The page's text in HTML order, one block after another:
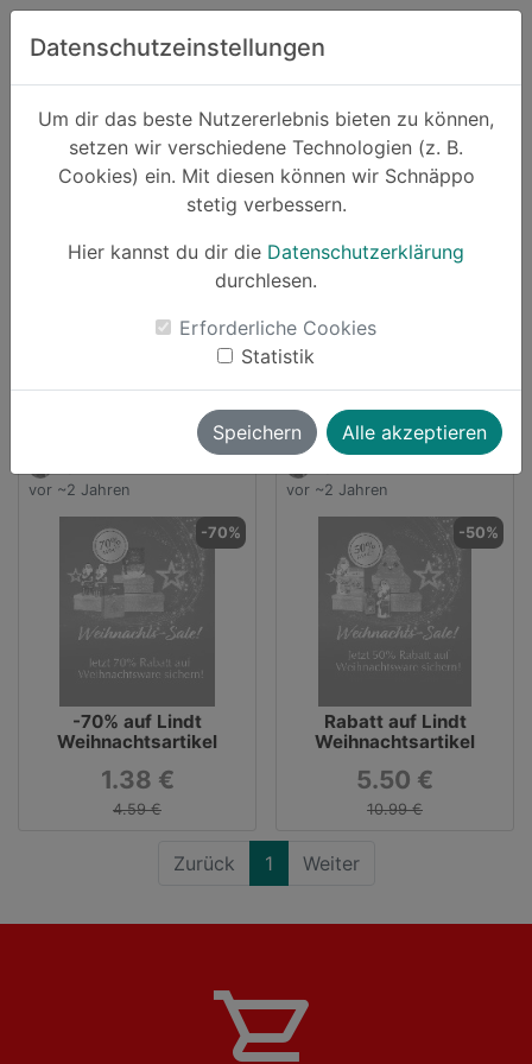
Zum Hauptinhalt springen
Datenschutzeinstellungen
Um dir das beste Nutzererlebnis bieten zu können,
setzen wir verschiedene Technologien (z. B.
Cookies) ein. Mit diesen können wir Schnäppo
stetig verbessern.
Hier kannst du dir die Datenschutzerklärung
durchlesen.
Erforderliche Cookies
Statistik
Speichern Alle akzeptieren
Suchen
Anbieter lindt
Schnäppchen von lindt
2 Angebote
Direkt zum Anbieter
vor ~2 Jahren
-70%
-70% auf Lindt
Weihnachtsartikel
1.38 €
4.59 €
vor ~2 Jahren
-50%
Rabatt auf Lindt
Weihnachtsartikel
5.50 €
10.99 €
Zurück 1 Weiter
shopping_cart